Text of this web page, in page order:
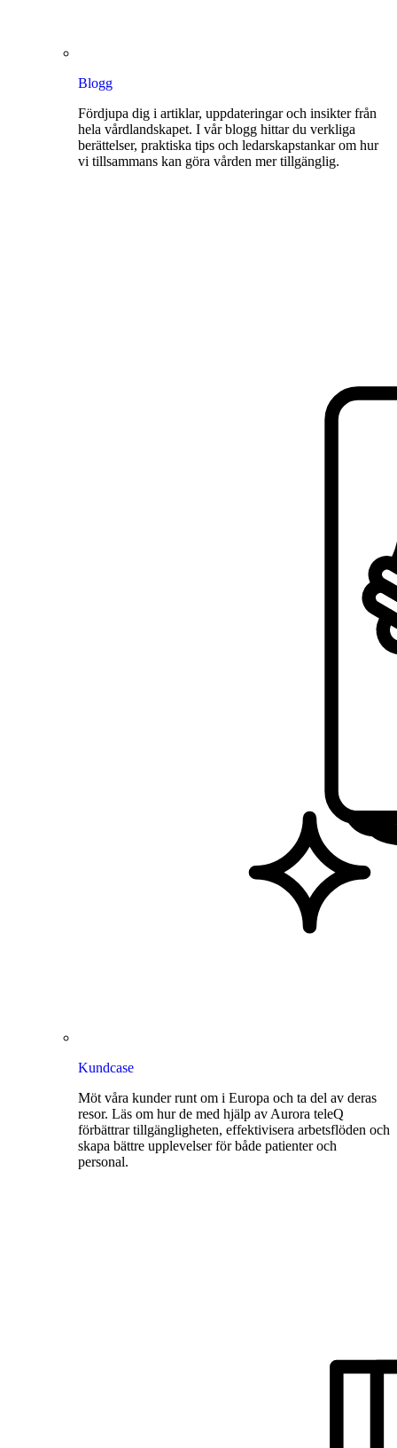
Blogg
Fördjupa dig i artiklar, uppdateringar och insikter från
hela vårdlandskapet. I vår blogg hittar du verkliga
berättelser, praktiska tips och ledarskapstankar om hur
vi tillsammans kan göra vården mer tillgänglig.
Kundcase
Möt våra kunder runt om i Europa och ta del av deras
resor. Läs om hur de med hjälp av Aurora teleQ
förbättrar tillgängligheten, effektivisera arbetsflöden och
skapa bättre upplevelser för både patienter och
personal.